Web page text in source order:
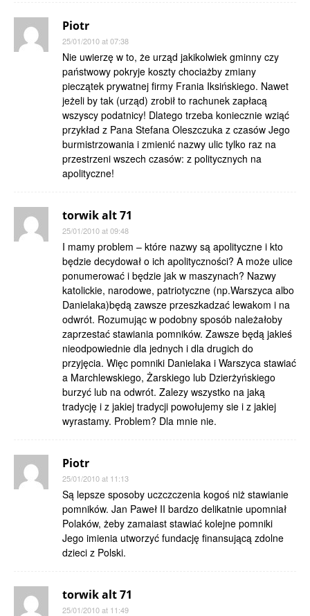
Piotr
25/01/2010 at 07:38
Nie uwierzę w to, że urząd jakikolwiek gminny czy
państwowy pokryje koszty chociażby zmiany
pieczątek prywatnej firmy Frania Iksińskiego. Nawet
jeżeli by tak (urząd) zrobił to rachunek zapłacą
wszyscy podatnicy! Dlatego trzeba koniecznie wziąć
przykład z Pana Stefana Oleszczuka z czasów Jego
burmistrzowania i zmienić nazwy ulic tylko raz na
przestrzeni wszech czasów: z politycznych na
apolityczne!
torwik alt 71
25/01/2010 at 09:48
I mamy problem – które nazwy są apolityczne i kto
będzie decydował o ich apolityczności? A może ulice
ponumerować i będzie jak w maszynach? Nazwy
katolickie, narodowe, patriotyczne (np.Warszyca albo
Danielaka)będą zawsze przeszkadzać lewakom i na
odwrót. Rozumując w podobny sposób należałoby
zaprzestać stawiania pomników. Zawsze będą jakieś
nieodpowiednie dla jednych i dla drugich do
przyjęcia. Więc pomniki Danielaka i Warszyca stawiać
a Marchlewskiego, Żarskiego lub Dzierżyńskiego
burzyć lub na odwrót. Zalezy wszystko na jaką
tradycję i z jakiej tradycji powołujemy sie i z jakiej
wyrastamy. Problem? Dla mnie nie.
Piotr
25/01/2010 at 11:13
Są lepsze sposoby uczczczenia kogoś niż stawianie
pomników. Jan Paweł II bardzo delikatnie upomniał
Polaków, żeby zamaiast stawiać kolejne pomniki
Jego imienia utworzyć fundację finansującą zdolne
dzieci z Polski.
torwik alt 71
25/01/2010 at 11:49